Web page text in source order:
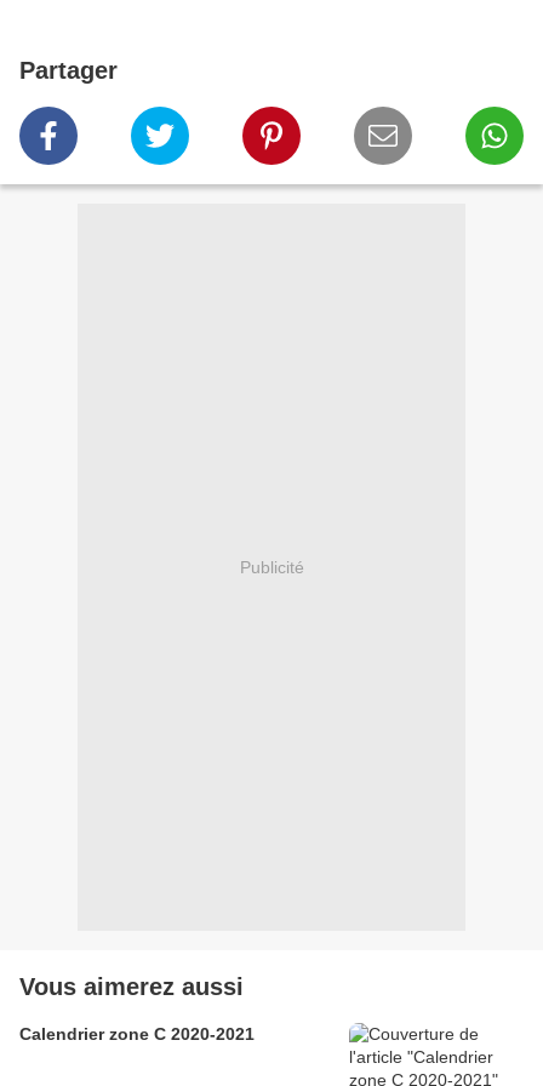
Partager
Publicité
Vous aimerez aussi
Calendrier zone C 2020-2021